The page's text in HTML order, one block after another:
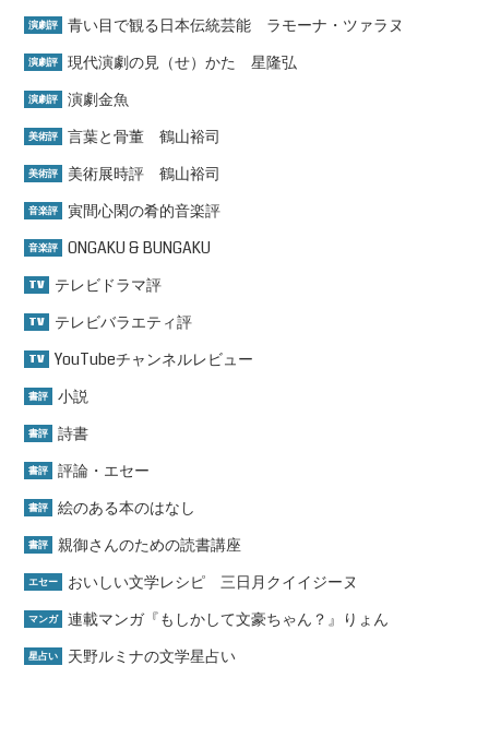
演劇評 青い目で観る日本伝統芸能 ラモーナ・ツァラヌ
演劇評 現代演劇の見（せ）かた 星隆弘
演劇評 演劇金魚
美術評 言葉と骨董 鶴山裕司
美術評 美術展時評 鶴山裕司
音楽評 寅間心閑の肴的音楽評
音楽評 ONGAKU & BUNGAKU
TV テレビドラマ評
TV テレビバラエティ評
TV YouTubeチャンネルレビュー
書評 小説
書評 詩書
書評 評論・エセー
書評 絵のある本のはなし
書評 親御さんのための読書講座
エセー おいしい文学レシピ 三日月クイイジーヌ
マンガ 連載マンガ『もしかして文豪ちゃん？』りょん
星占い 天野ルミナの文学星占い